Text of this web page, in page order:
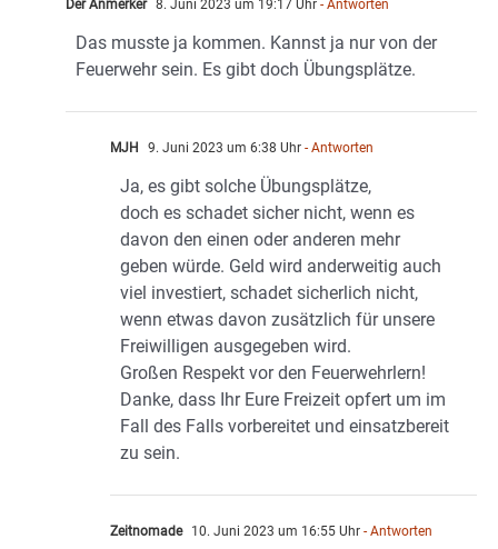
Der Anmerker 8. Juni 2023 um 19:17 Uhr - Antworten
Das musste ja kommen. Kannst ja nur von der
Feuerwehr sein. Es gibt doch Übungsplätze.
MJH 9. Juni 2023 um 6:38 Uhr - Antworten
Ja, es gibt solche Übungsplätze,
doch es schadet sicher nicht, wenn es
davon den einen oder anderen mehr
geben würde. Geld wird anderweitig auch
viel investiert, schadet sicherlich nicht,
wenn etwas davon zusätzlich für unsere
Freiwilligen ausgegeben wird.
Großen Respekt vor den Feuerwehrlern!
Danke, dass Ihr Eure Freizeit opfert um im
Fall des Falls vorbereitet und einsatzbereit
zu sein.
Zeitnomade 10. Juni 2023 um 16:55 Uhr - Antworten